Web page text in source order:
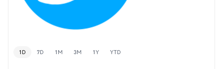
1D 7D 1M 3M 1Y YTD